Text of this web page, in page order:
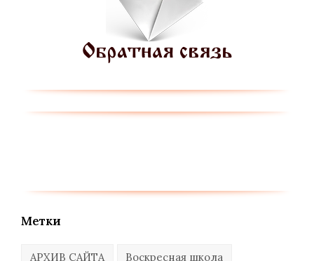
Метки
АРХИВ САЙТА Воскресная школа